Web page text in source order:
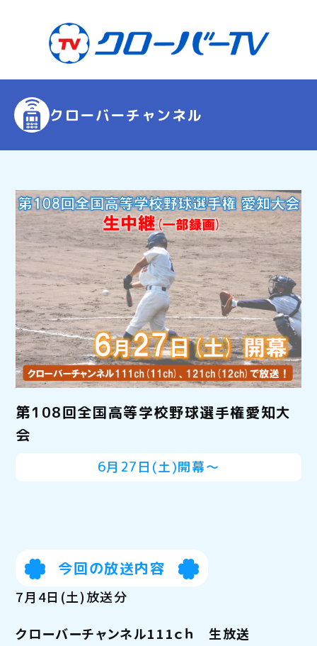
クローバーチャンネル
第108回全国高等学校野球選手権愛知大
会
6月27日(土)開幕～
今回の放送内容
7月4日(土)放送分
クローバーチャンネル111ｃｈ 生放送